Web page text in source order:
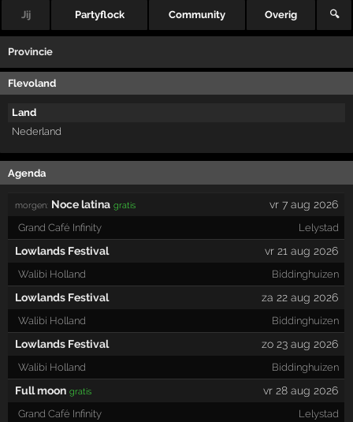
Jij Partyflock Community Overig 🔍
Provincie
Flevoland
Land
Nederland
Agenda
morgen: Noce latina gratis vr 7 aug 2026
Grand Café Infinity Lelystad
Lowlands Festival vr 21 aug 2026
Walibi Holland Biddinghuizen
Lowlands Festival za 22 aug 2026
Walibi Holland Biddinghuizen
Lowlands Festival zo 23 aug 2026
Walibi Holland Biddinghuizen
Full moon gratis vr 28 aug 2026
Grand Café Infinity Lelystad